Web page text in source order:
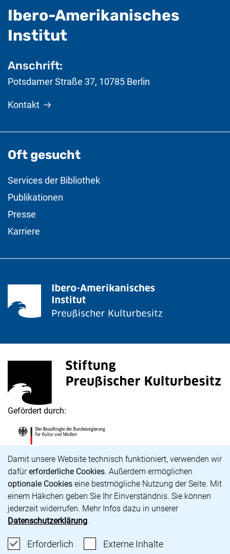
Damit unsere Website technisch funktioniert, verwenden wir
dafürerforderliche Cookies. Außerdem ermöglichen
optionale Cookies eine bestmögliche Nutzung der Seite. Mit
einem Häkchen geben Sie Ihr Einverständnis. Sie können
jederzeit widerrufen. Mehr Infos dazu in unserer
Datenschutzerklärung.
Erforderlich Erforderliche Cookies akzeptieren
Externe Inhalte: Externe
Ibero-Amerikanisches
Institut- nützliche
Anschrift:
Potsdamer Straße 37, 10785 Berlin
Kontakt
Oft gesucht
Services der Bibliothek
Publikationen
Presse
Karriere
Stiftung Preußischer Kulturbesitz
(externer Link, öffnet neues Fenster)
Gefördert durch:
Karriere
Barrierefreiheit
Impressum
Datenschutz
Cookie-Einstellungen
unsere Bluesky-Seite (externer Link, öffnet neues
unsere Instagram-Seite (externer Link, öffnet
unsere Facebook-Seite (externer Link, öffnet
unsere YouTube-Seite (externer Link,